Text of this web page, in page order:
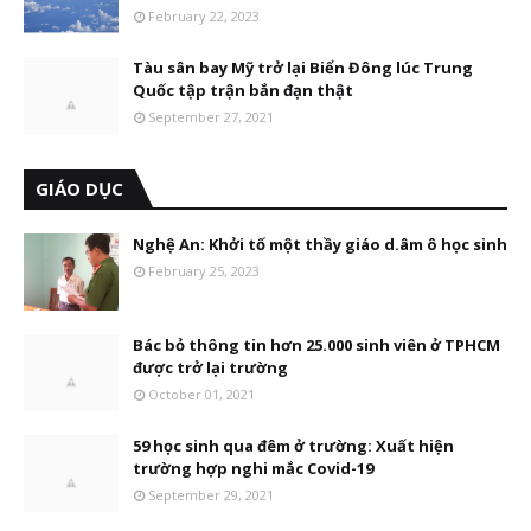
February 22, 2023
Tàu sân bay Mỹ trở lại Biển Đông lúc Trung
Quốc tập trận bắn đạn thật
September 27, 2021
GIÁO DỤC
Nghệ An: Khởi tố một thầy giáo d.âm ô học sinh
February 25, 2023
Bác bỏ thông tin hơn 25.000 sinh viên ở TPHCM
được trở lại trường
October 01, 2021
59 học sinh qua đêm ở trường: Xuất hiện
trường hợp nghi mắc Covid-19
September 29, 2021